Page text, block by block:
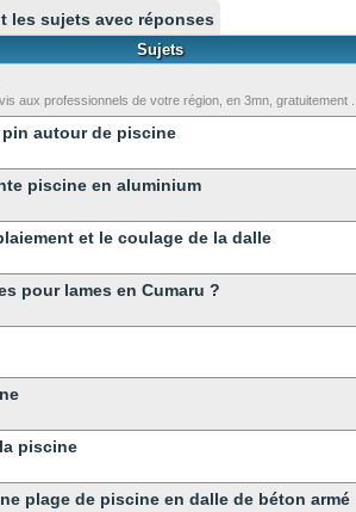
les sujets avec réponses
Sujets
aux professionnels de votre région, en 3mn, gratuitement ...
pin autour de piscine
piscine en aluminium
et le coulage de la dalle
pour lames en Cumaru ?
piscine
plage de piscine en dalle de béton armé